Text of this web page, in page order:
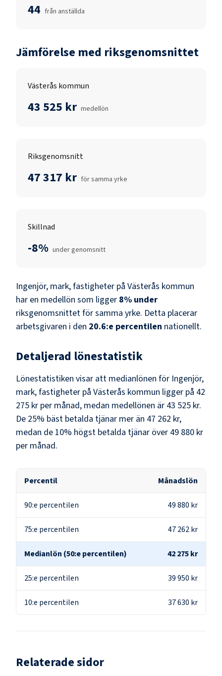
44 från anställda
Jämförelse med riksgenomsnittet
Västerås kommun
43 525 kr medellön
Riksgenomsnitt
47 317 kr för samma yrke
Skillnad
-8% under genomsnitt
Ingenjör, mark, fastigheter på Västerås kommun
har en medellön som ligger 8% under
riksgenomsnittet för samma yrke. Detta placerar
arbetsgivaren i den 20.6:e percentilen nationellt.
Detaljerad lönestatistik
Lönestatistiken visar att medianlönen för Ingenjör,
mark, fastigheter på Västerås kommun ligger på 42
275 kr per månad, medan medellönen är 43 525 kr.
De 25% bäst betalda tjänar mer än 47 262 kr,
medan de 10% högst betalda tjänar över 49 880 kr
per månad.
Percentil Månadslön
90:e percentilen 49 880 kr
75:e percentilen 47 262 kr
Medianlön (50:e percentilen) 42 275 kr
25:e percentilen 39 950 kr
10:e percentilen 37 630 kr
Relaterade sidor